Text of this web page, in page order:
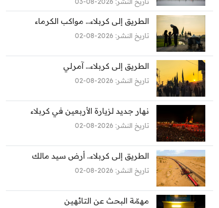
الطريق إلى كربلاء... مواكب الكرماء
تاريخ النشر: 2026-08-02
الطريق إلى كربلاء... آمرلي
تاريخ النشر: 2026-08-02
نهار جديد لزيارة الأربعين في كربلاء
تاريخ النشر: 2026-08-02
الطريق إلى كربلاء.. أرض سيد مالك
تاريخ النشر: 2026-08-02
مهمّة البحث عن التائهين